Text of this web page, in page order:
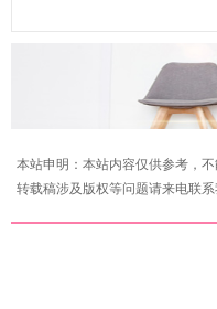
本站申明：本站内容仅供参考，
转载稿涉及版权等问题请来电联系